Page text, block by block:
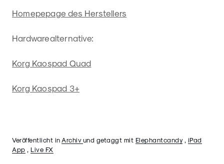
Homepepage des Herstellers
Hardwarealternative:
Korg Kaospad Quad
Korg Kaospad 3+
Veröffentlicht in Archiv und getaggt mit Elephantcandy, iPad
App , Live FX